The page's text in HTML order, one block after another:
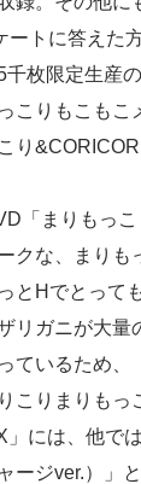
ートに答えた
枚限定生産
こりもこも
り
「まりもっ
クな、まり
とHでとって
リガニが大
ているため
こりまりも
」には、他
ージver.）」